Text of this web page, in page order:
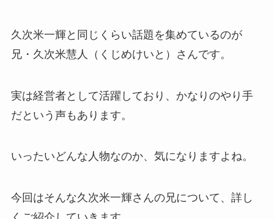
久次米一輝と同じくらい話題を集めているのが
兄・久次米慧人（くじめけいと）さんです。
実は経営者として活躍しており、かなりのやり手
だという声もあります。
いったいどんな人物なのか、気になりますよね。
今回はそんな久次米一輝さんの兄について、詳し